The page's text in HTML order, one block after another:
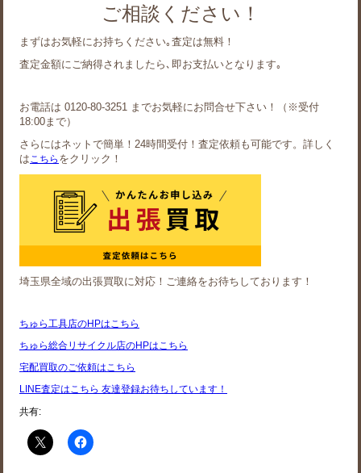
ご相談ください！
まずはお気軽にお持ちください｡査定は無料！
査定金額にご納得されましたら､即お支払いとなります｡
お電話は 0120-80-3251 までお気軽にお問合せ下さい！（※受付
18:00まで）
さらにはネットで簡単！24時間受付！査定依頼も可能です。詳しく
はこちら をクリック！
埼玉県全域の出張買取に対応！ご連絡をお待ちしております！
ちゅら工具店のHPはこちら
ちゅら総合リサイクル店のHPはこちら
宅配買取のご依頼はこちら
LINE査定はこちら 友達登録お待ちしています！
共有: